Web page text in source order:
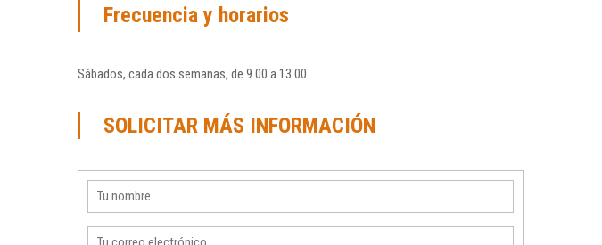
Frecuencia y horarios
Sábados, cada dos semanas, de 9.00 a 13.00.
SOLICITAR MÁS INFORMACIÓN